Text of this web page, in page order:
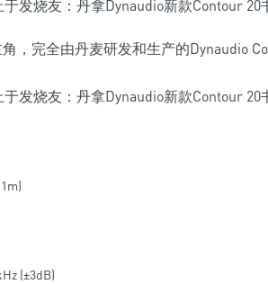
，完全由丹麦研发和生产的Dynaudio
(±3dB)